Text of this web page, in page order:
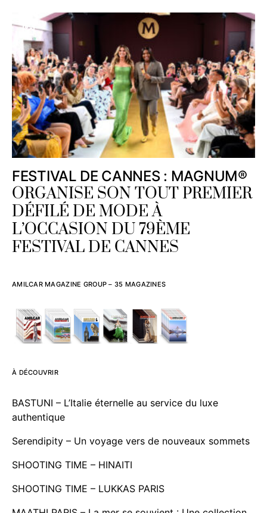
FESTIVAL DE CANNES : MAGNUM®
ORGANISE SON TOUT PREMIER
DÉFILÉ DE MODE À
L’OCCASION DU 79ÈME
FESTIVAL DE CANNES
AMILCAR MAGAZINE GROUP – 35 MAGAZINES
À DÉCOUVRIR
BASTUNI – L’Italie éternelle au service du luxe
authentique
Serendipity – Un voyage vers de nouveaux sommets
SHOOTING TIME – HINAITI
SHOOTING TIME – LUKKAS PARIS